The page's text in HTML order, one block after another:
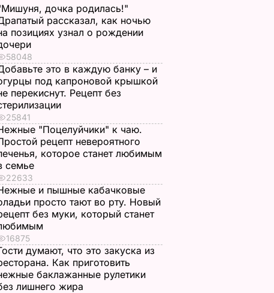
дочка родилась!"
рассказал, как ночью
позициях узнал о рождении
58048
это в каждую банку – и
под капроновой крышкой
перекиснут. Рецепт без
25841
"Поцелуйчики" к чаю.
рецепт невероятного
которое станет любимым
семье
22633
и пышные кабачковые
просто тают во рту. Новый
без муки, который станет
16875
думают, что это закуска из
Как приготовить
баклажанные рулетики
лишнего жира